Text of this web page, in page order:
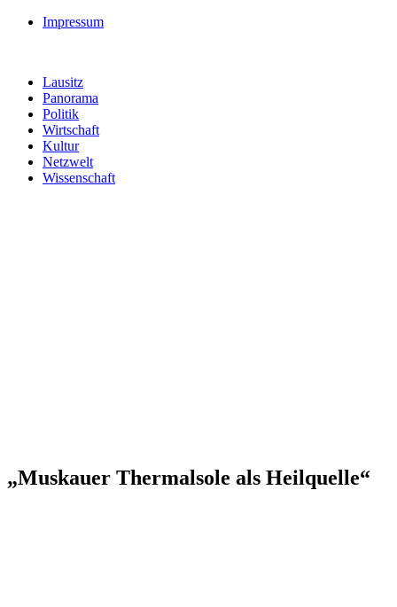
Impressum
Lausitz
Panorama
Politik
Wirtschaft
Kultur
Netzwelt
Wissenschaft
„Muskauer Thermalsole als Heilquelle“